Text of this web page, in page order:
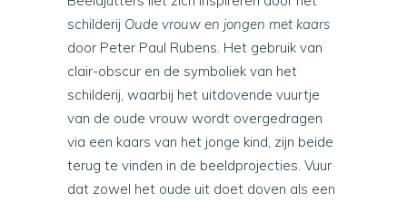
schilderij Oude vrouw en jongen met kaars
door Peter Paul Rubens. Het gebruik van
clair-obscur en de symboliek van het
schilderij, waarbij het uitdovende vuurtje
van de oude vrouw wordt overgedragen
via een kaars van het jonge kind, zijn beide
terug te vinden in de beeldprojecties. Vuur
dat zowel het oude uit doet doven als een